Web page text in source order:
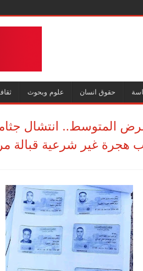
حقوق انسان علوم وبحوث
هجرة غير شرعية قبالة